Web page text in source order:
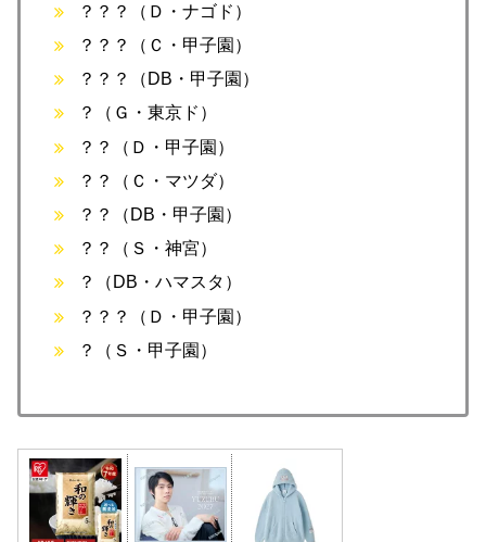
？？？（Ｄ・ナゴド）
？？？（Ｃ・甲子園）
？？？（DB・甲子園）
？（Ｇ・東京ド）
？？（Ｄ・甲子園）
？？（Ｃ・マツダ）
？？（DB・甲子園）
？？（Ｓ・神宮）
？（DB・ハマスタ）
？？？（Ｄ・甲子園）
？（Ｓ・甲子園）